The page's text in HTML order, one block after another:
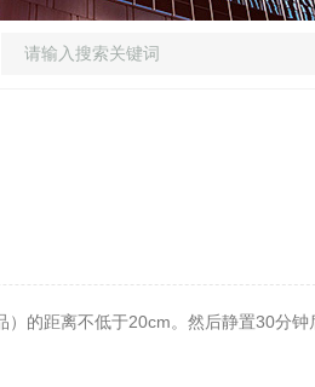
的距离不低于20cm。然后静置30分钟